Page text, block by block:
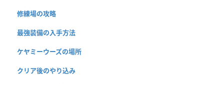
修練場の攻略
最強装備の入手方法
ケヤミーウーズの場所
クリア後のやり込み